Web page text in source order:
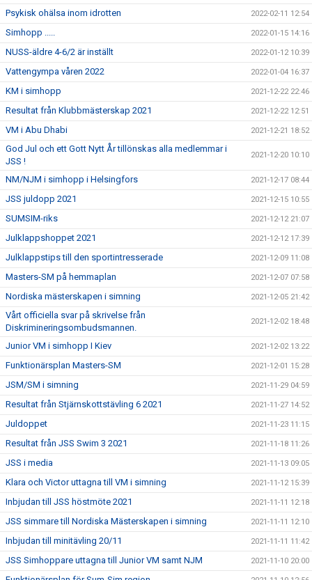
Psykisk ohälsa inom idrotten 2022-02-11 12:54
Simhopp ..... 2022-01-15 14:16
NUSS-äldre 4-6/2 är inställt 2022-01-12 10:39
Vattengympa våren 2022 2022-01-04 16:37
KM i simhopp 2021-12-22 22:46
Resultat från Klubbmästerskap 2021 2021-12-22 12:51
VM i Abu Dhabi 2021-12-21 18:52
God Jul och ett Gott Nytt År tillönskas alla medlemmar i
JSS !
2021-12-20 10:10
NM/NJM i simhopp i Helsingfors 2021-12-17 08:44
JSS juldopp 2021 2021-12-15 10:55
SUMSIM-riks 2021-12-12 21:07
Julklappshoppet 2021 2021-12-12 17:39
Julklappstips till den sportintresserade 2021-12-09 11:08
Masters-SM på hemmaplan 2021-12-07 07:58
Nordiska mästerskapen i simning 2021-12-05 21:42
Vårt officiella svar på skrivelse från
Diskrimineringsombudsmannen.
2021-12-02 18:48
Junior VM i simhopp I Kiev 2021-12-02 13:22
Funktionärsplan Masters-SM 2021-12-01 15:28
JSM/SM i simning 2021-11-29 04:59
Resultat från Stjärnskottstävling 6 2021 2021-11-27 14:52
Juldoppet 2021-11-23 11:15
Resultat från JSS Swim 3 2021 2021-11-18 11:26
JSS i media 2021-11-13 09:05
Klara och Victor uttagna till VM i simning 2021-11-12 15:39
Inbjudan till JSS höstmöte 2021 2021-11-11 12:18
JSS simmare till Nordiska Mästerskapen i simning 2021-11-11 12:10
Inbjudan till minitävling 20/11 2021-11-11 11:42
JSS Simhoppare uttagna till Junior VM samt NJM 2021-11-10 20:00